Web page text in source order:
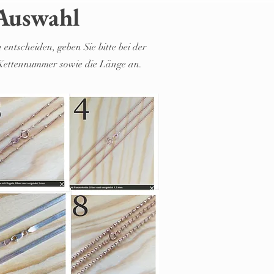
(Einwurfeinschreiben)versendet.
selbstverständlichmit dem
.
geben Sie bitte bei der
sowie die Länge an.